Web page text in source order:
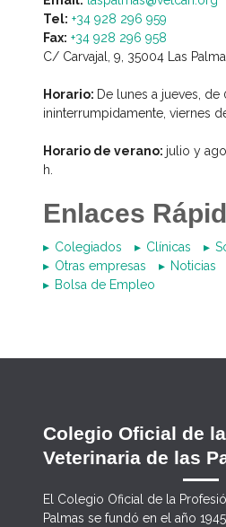
Tel: +34 928 296 959
Fax: +34 928 296 958
C/ Carvajal, 9, 35004 Las
Horario: De lunes a jueves,
ininterrumpidamente, viernes
Horario de verano: julio y
h.
Enlaces
Colegiados Clínicas
Otras empresas
Noticias
Bolsa de Empleo
Colegio Oficial de
Veterinaria de las
El Colegio Oficial de la
Palmas se fundó en el año